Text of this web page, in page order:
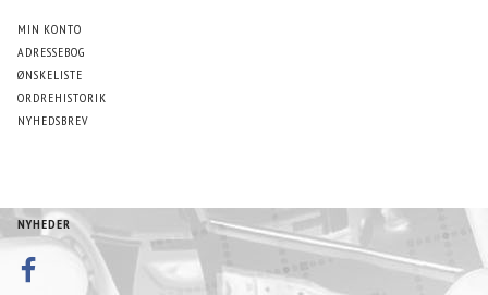
MIN KONTO
ADRESSEBOG
ØNSKELISTE
ORDREHISTORIK
NYHEDSBREV
NYHEDER